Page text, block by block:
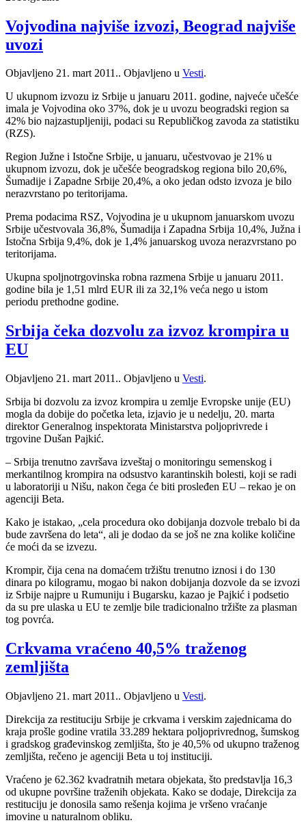
Vojvodina najviše izvozi, Beograd najviše
uvozi
Objavljeno 21. mart 2011.. Objavljeno u Vesti.
U ukupnom izvozu iz Srbije u januaru 2011. godine, najveće učešće
imala je Vojvodina oko 37%, dok je u uvozu beogradski region sa
42% bio najzastupljeniji, podaci su Republičkog zavoda za statistiku
(RZS).
Region Južne i Istočne Srbije, u januaru, učestvovao je 21% u
ukupnom izvozu, dok je učešće beogradskog regiona bilo 20,6%,
Šumadije i Zapadne Srbije 20,4%, a oko jedan odsto izvoza je bilo
nerazvrstano po teritorijama.
Prema podacima RSZ, Vojvodina je u ukupnom januarskom uvozu
Srbije učestvovala 36,8%, Šumadija i Zapadna Srbija 10,4%, Južna i
Istočna Srbija 9,4%, dok je 1,4% januarskog uvoza nerazvrstano po
teritorijama.
Ukupna spoljnotrgovinska robna razmena Srbije u januaru 2011.
godine bila je 1,51 mlrd EUR ili za 32,1% veća nego u istom
periodu prethodne godine.
Srbija čeka dozvolu za izvoz krompira u
EU
Objavljeno 21. mart 2011.. Objavljeno u Vesti.
Srbija bi dozvolu za izvoz krompira u zemlje Evropske unije (EU)
mogla da dobije do početka leta, izjavio je u nedelju, 20. marta
direktor Generalnog inspektorata Ministarstva poljoprivrede i
trgovine Dušan Pajkić.
– Srbija trenutno završava izveštaj o monitoringu semenskog i
merkantilnog krompira na odsustvo karantinskih bolesti, koji se radi
u laboratoriji u Nišu, nakon čega će biti prosleđen EU – rekao je on
agenciji Beta.
Kako je istakao, „cela procedura oko dobijanja dozvole trebalo bi da
bude završena do leta“, ali je dodao da se još ne zna kolike količine
će moći da se izvezu.
Krompir, čija cena na domaćem tržištu trenutno iznosi i do 130
dinara po kilogramu, mogao bi nakon dobijanja dozvole da se izvozi
iz Srbije najpre u Rumuniju i Bugarsku, kazao je Pajkić i podsetio
da su pre ulaska u EU te zemlje bile tradicionalno tržište za plasman
tog povrća.
Crkvama vraćeno 40,5% traženog
zemljišta
Objavljeno 21. mart 2011.. Objavljeno u Vesti.
Direkcija za restituciju Srbije je crkvama i verskim zajednicama do
kraja prošle godine vratila 33.289 hektara poljoprivrednog, šumskog
i gradskog građevinskog zemljišta, što je 40,5% od ukupno traženog
zemljišta, rečeno je agenciji Beta u toj instituciji.
Vraćeno je 62.362 kvadratnih metara objekata, što predstavlja 16,3
od ukupne površine traženih objekata. Kako se dodaje, Direkcija za
restituciju je donosila samo rešenja kojima je vršeno vraćanje
imovine u naturalnom obliku.